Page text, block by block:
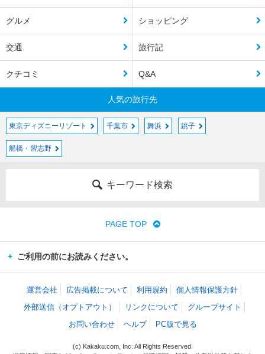
グルメ ショッピング
交通 旅行記
クチコミ Q&A
人気の旅行先
東京ディズニーリゾート 千葉市 舞浜 銚子
船橋・習志野
キーワード検索
PAGE TOP
ご利用の前にお読みください。
運営会社 広告掲載について 利用規約
個人情報保護方針
外部送信（オプトアウト）
リンクについて
グループサイト
お問い合わせ
ヘルプ PC版で見る
(c) Kakaku.com, Inc. All Rights Reserved.